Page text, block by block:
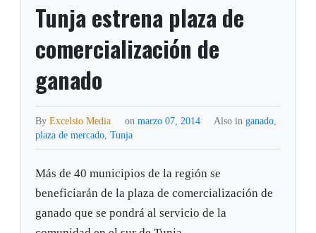
Tunja estrena plaza de
comercialización de
ganado
ByExcelsio Media on marzo 07, 2014 Also in ganado,
plaza de mercado,Tunja
Más de 40 municipios de la región se
beneficiarán de la plaza de comercialización de
ganado que se pondrá al servicio de la